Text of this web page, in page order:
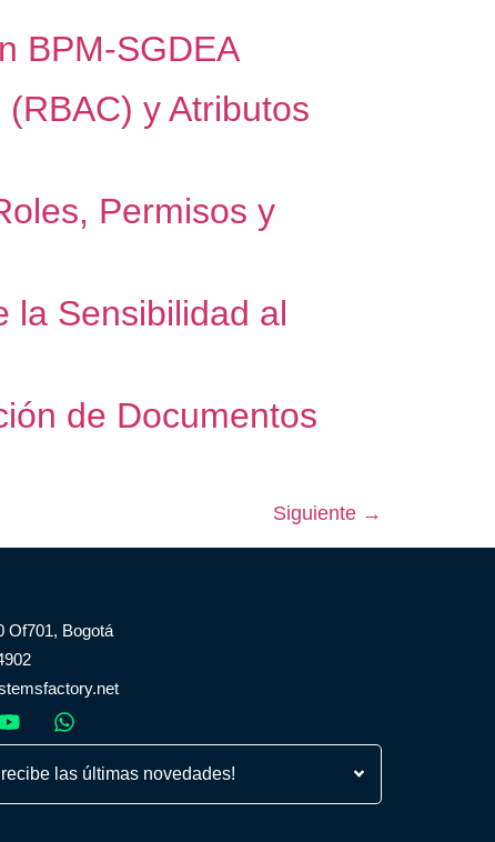
BPM-SGDEA
y Atributos
Permisos y
la Sensibilidad al
de Documentos
Siguiente →
Of701, Bogotá
recibe las últimas novedades!